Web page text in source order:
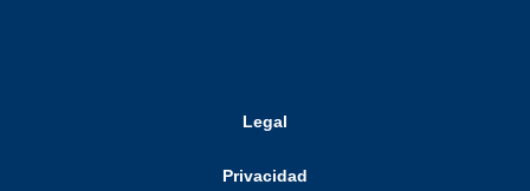
Legal
Privacidad